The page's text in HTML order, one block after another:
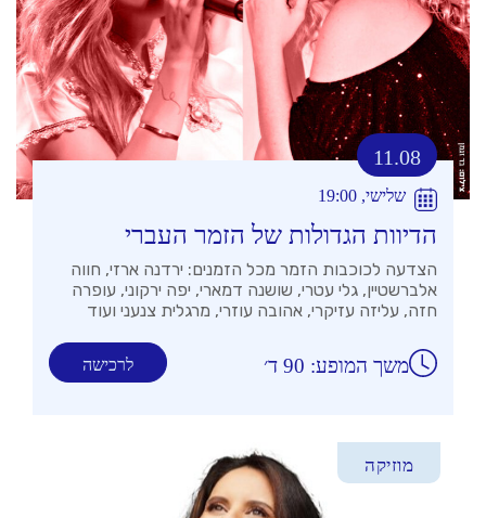
11.08
שלישי, 19:00
הדיוות הגדולות של הזמר העברי
הצדעה לכוכבות הזמר מכל הזמנים: ירדנה ארזי, חווה
אלברשטיין, גלי עטרי, שושנה דמארי, יפה ירקוני, עופרה
חזה, עליזה עזיקרי, אהובה עוזרי, מרגלית צנעני ועוד
לרכישה משך המופע: 90 ד׳
מוזיקה